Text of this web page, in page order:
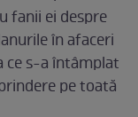
fanii ei despre
în afaceri
ce s-a întâmplat
pe toată